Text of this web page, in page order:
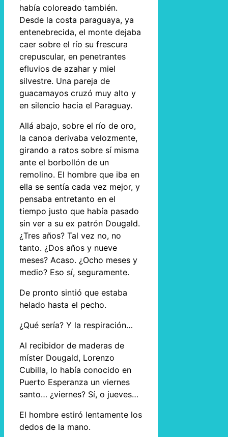
había coloreado también.
Desde la costa paraguaya, ya
entenebrecida, el monte dejaba
caer sobre el río su frescura
crepuscular, en penetrantes
efluvios de azahar y miel
silvestre. Una pareja de
guacamayos cruzó muy alto y
en silencio hacia el Paraguay.
Allá abajo, sobre el río de oro,
la canoa derivaba velozmente,
girando a ratos sobre sí misma
ante el borbollón de un
remolino. El hombre que iba en
ella se sentía cada vez mejor, y
pensaba entretanto en el
tiempo justo que había pasado
sin ver a su ex patrón Dougald.
¿Tres años? Tal vez no, no
tanto. ¿Dos años y nueve
meses? Acaso. ¿Ocho meses y
medio? Eso sí, seguramente.
De pronto sintió que estaba
helado hasta el pecho.
¿Qué sería? Y la respiración…
Al recibidor de maderas de
míster Dougald, Lorenzo
Cubilla, lo había conocido en
Puerto Esperanza un viernes
santo… ¿viernes? Sí, o jueves…
El hombre estiró lentamente los
dedos de la mano.